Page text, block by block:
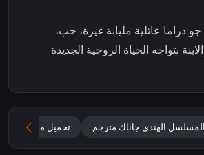
دراما عائلية مليانة غيرة، حب،
بتواجه الحياة الزوجية الجديدة
المسلسل الهندي جاناك مترجم تحميل مسلسل